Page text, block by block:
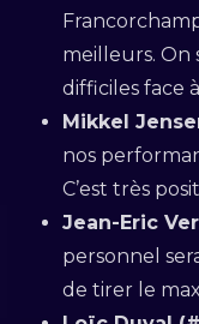
meilleurs. On
difficiles face
Mikkel
nos
C’est très
Jean-Eric
personnel
de tirer le